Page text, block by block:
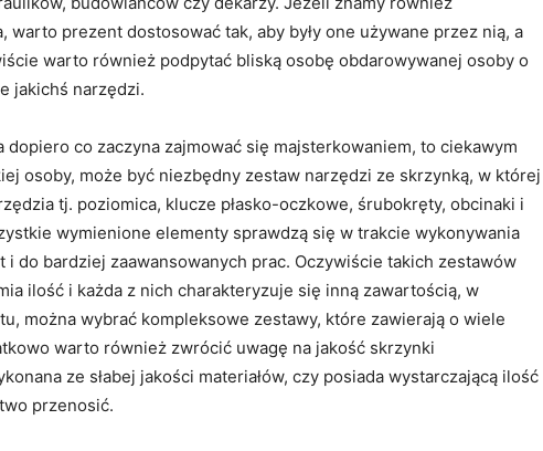
warto prezent dostosować tak, aby były one używane przez nią, a
warto również podpytać bliską osobę obdarowywanej osoby o
jakichś narzędzi.
dopiero co zaczyna zajmować się majsterkowaniem, to ciekawym
osoby, może być niezbędny zestaw narzędzi ze skrzynką, w której
tj. poziomica, klucze płasko-oczkowe, śrubokręty, obcinaki i
wymienione elementy sprawdzą się w trakcie wykonywania
i do bardziej zaawansowanych prac. Oczywiście takich zestawów
ilość i każda z nich charakteryzuje się inną zawartością, w
można wybrać kompleksowe zestawy, które zawierają o wiele
warto również zwrócić uwagę na jakość skrzynki
ze słabej jakości materiałów, czy posiada wystarczającą ilość
przenosić.